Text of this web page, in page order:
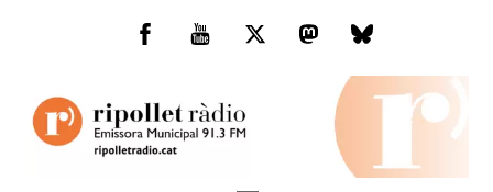
Facebook
You
TwitterMastodonBluesky